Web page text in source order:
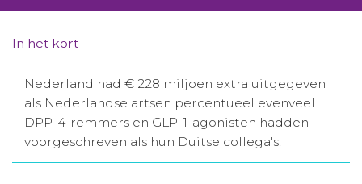
Aanmelden nieuwsbrief
Inloggen
In het kort
Nederland had € 228 miljoen extra uitgegeven
als Nederlandse artsen percentueel evenveel
DPP-4-remmers en GLP-1-agonisten hadden
voorgeschreven als hun Duitse collega's.